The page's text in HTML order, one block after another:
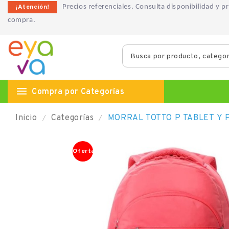
¡Atención!
Precios referenciales. Consulta disponibilidad y
compra.
 Compra por Categorías
Inicio Categorías MORRAL TOTTO P TABLET Y
Oferta